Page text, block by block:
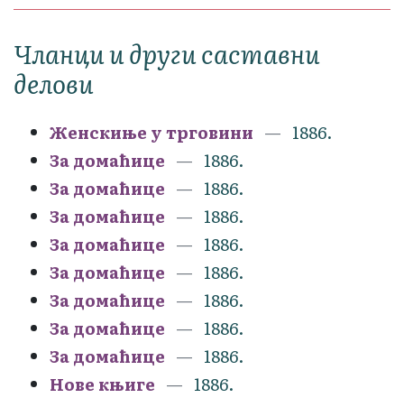
Чланци и други саставни
делови
Женскиње у трговини
1886.
За домаћице
1886.
За домаћице
1886.
За домаћице
1886.
За домаћице
1886.
За домаћице
1886.
За домаћице
1886.
За домаћице
1886.
За домаћице
1886.
Нове књиге
1886.